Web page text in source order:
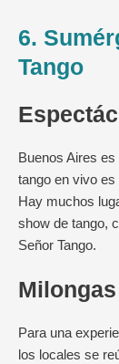
6.
Tango
Buenos Aires
tango en vivo es
Hay muchos
show de tango,
Señor Tango.
Milongas
Para una
los locales se